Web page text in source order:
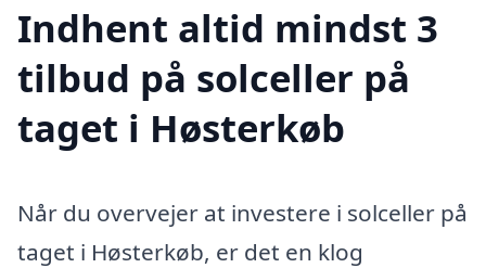
Indhent altid mindst 3
tilbud på solceller på
taget i Høsterkøb
Når du overvejer at investere i solceller på
taget i Høsterkøb, er det en klog